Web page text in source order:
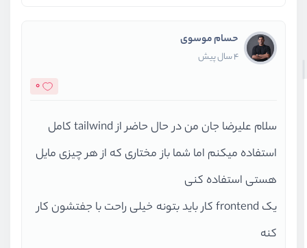
حسام موسوی
4 سال پیش
0
سلام علیرضا جان من در حال حاضر از tailwind کامل
استفاده میکنم اما شما باز مختاری که از هر چیزی مایل
هستی استفاده کنی
یک frontend کار باید بتونه خیلی راحت با جفتشون کار
کنه